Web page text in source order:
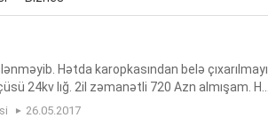
Hətda karopkasından belə çıxarılmayı
24kv lığ. 2il zəmanətli 720 Azn almışam. Hel
qiymətində endirimde mumkundur. Ko...
26.05.2017